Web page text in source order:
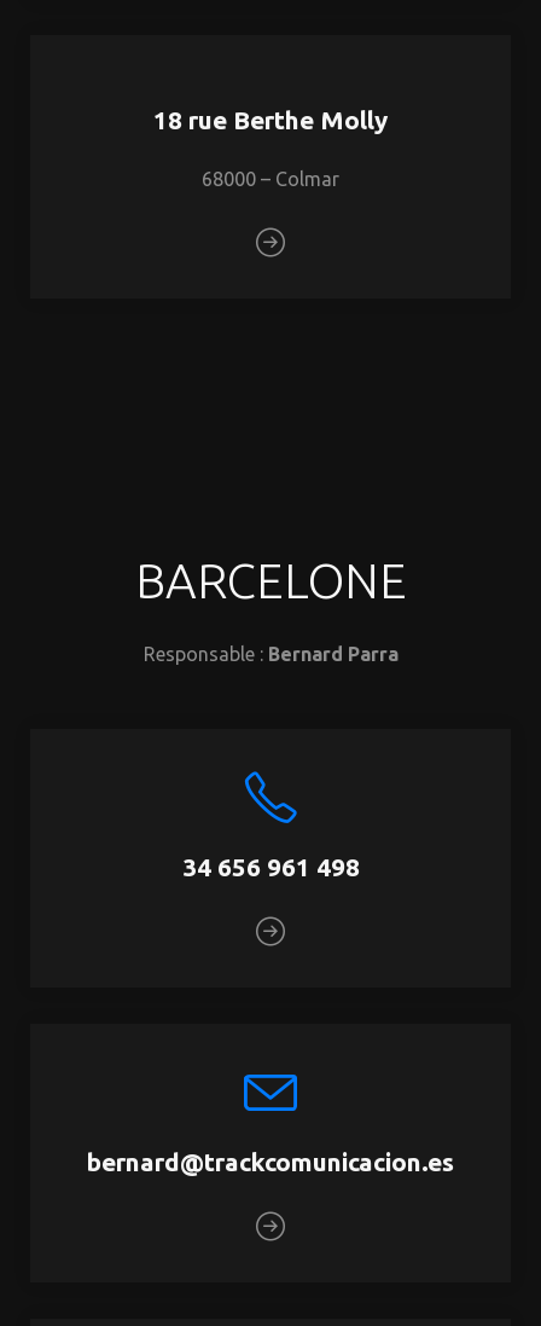
18 rue Berthe Molly
68000 – Colmar
BARCELONE
Responsable : Bernard Parra
34 656 961 498
bernard@trackcomunicacion.es